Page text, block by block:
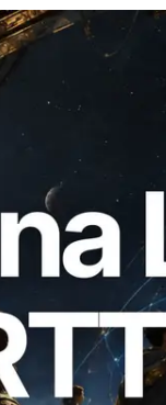
를 전 세계
—
공개